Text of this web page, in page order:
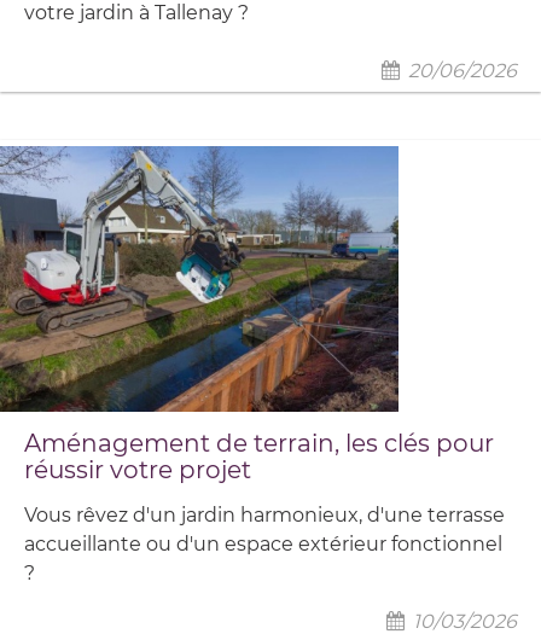
votre jardin à Tallenay ?
20/06/2026
Aménagement de terrain, les clés pour
réussir votre projet
Vous rêvez d'un jardin harmonieux, d'une terrasse
accueillante ou d'un espace extérieur fonctionnel
?
10/03/2026